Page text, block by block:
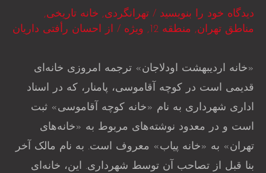
دیدگاه‌ خود را بنویسید / تهرانگردی, خانه تاریخی,
مناطق تهران, منطقه 12 , ویژه / از احسان رأفتی داریان
«خانه اردیبهشت اودلاجان» ترجمه امروزی خانه‌ای
قدیمی است در کوچه آقاموسی، پامنار، که در اسناد
اداری شهرداری به نام «خانه کوچه آقاموسی» ثبت
است و در معدود نوشته‌های مربوط به «خانه‌های
تهران» به «خانه پیاب» معروف است. به نام مالک آخر
بنا قبل از تصاحب آن توسط شهرداری. این، خانه‌ای